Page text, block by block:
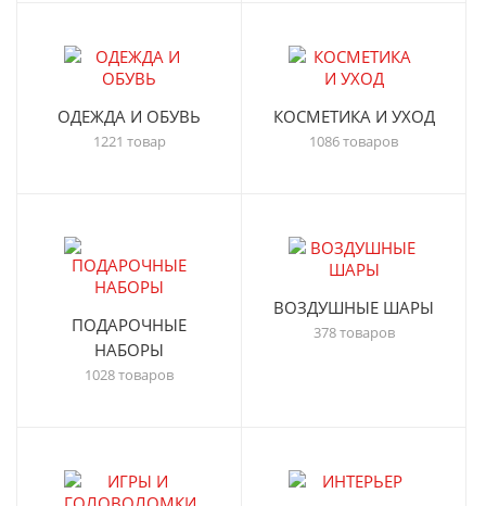
ОДЕЖДА И ОБУВЬ
1221 товар
КОСМЕТИКА И УХОД
1086 товаров
ПОДАРОЧНЫЕ
НАБОРЫ
1028 товаров
ВОЗДУШНЫЕ ШАРЫ
378 товаров